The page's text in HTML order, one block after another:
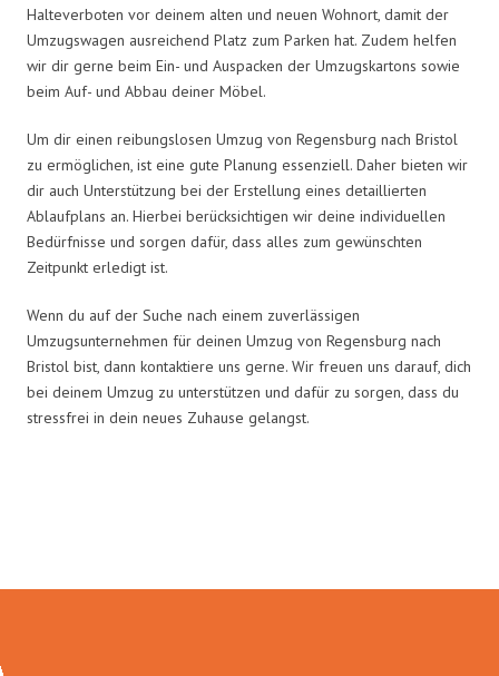
Halteverboten vor deinem alten und neuen Wohnort, damit der
Umzugswagen ausreichend Platz zum Parken hat. Zudem helfen
wir dir gerne beim Ein- und Auspacken der Umzugskartons sowie
beim Auf- und Abbau deiner Möbel.
Um dir einen reibungslosen Umzug von Regensburg nach Bristol
zu ermöglichen, ist eine gute Planung essenziell. Daher bieten wir
dir auch Unterstützung bei der Erstellung eines detaillierten
Ablaufplans an. Hierbei berücksichtigen wir deine individuellen
Bedürfnisse und sorgen dafür, dass alles zum gewünschten
Zeitpunkt erledigt ist.
Wenn du auf der Suche nach einem zuverlässigen
Umzugsunternehmen für deinen Umzug von Regensburg nach
Bristol bist, dann kontaktiere uns gerne. Wir freuen uns darauf, dich
bei deinem Umzug zu unterstützen und dafür zu sorgen, dass du
stressfrei in dein neues Zuhause gelangst.